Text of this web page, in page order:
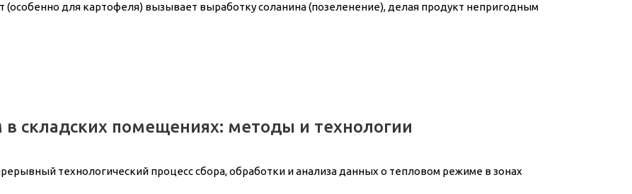
(особенно для картофеля) вызывает выработку соланина (позеленение), делая продукт непригодным
складских помещениях: методы и технологии
технологический процесс сбора, обработки и анализа данных о тепловом режиме в зонах